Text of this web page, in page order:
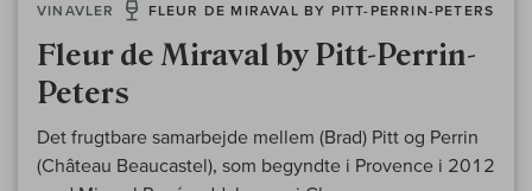
VINAVLER FLEUR DE MIRAVAL BY PITT-PERRIN-PETERS
Fleur de Miraval by Pitt-Perrin-
Peters
Det frugtbare samarbejde mellem (Brad) Pitt og Perrin
(Château Beaucastel), som begyndte i Provence i 2012